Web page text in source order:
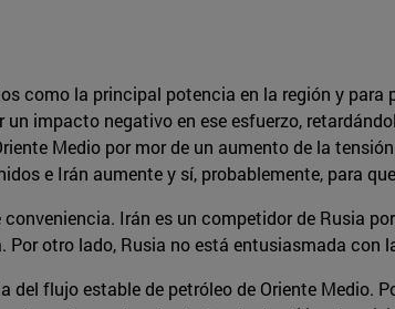
como la principal potencia en la región y
impacto negativo en ese esfuerzo,
Medio por mor de un aumento de la
e Irán aumente y sí, probablemente, para
Irán es un competidor de Rusia
otro lado, Rusia no está entusiasmada con
flujo estable de petróleo de Oriente Medio.